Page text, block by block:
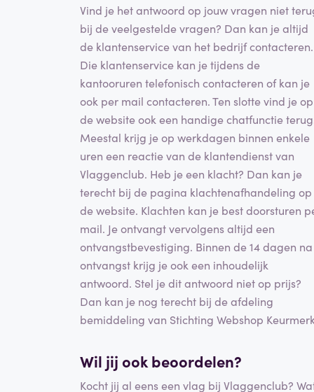
Vind je het antwoord op jouw vragen niet
bij de veelgestelde vragen? Dan kan je altijd
de klantenservice van het bedrijf contacteren.
Die klantenservice kan je tijdens de
kantooruren telefonisch contacteren of kan je
ook per mail contacteren. Ten slotte vind je op
de website ook een handige chatfunctie
Meestal krijg je op werkdagen binnen enkele
uren een reactie van de klantendienst van
Vlaggenclub. Heb je een klacht? Dan kan je
terecht bij de pagina klachtenafhandeling op
de website. Klachten kan je best doorsturen
mail. Je ontvangt vervolgens altijd een
ontvangstbevestiging. Binnen de 14 dagen na
ontvangst krijg je ook een inhoudelijk
antwoord. Stel je dit antwoord niet op prijs?
Dan kan je nog terecht bij de afdeling
bemiddeling van Stichting Webshop
Wil jij ook beoordelen?
Kocht jij al eens een vlag bij Vlaggenclub?